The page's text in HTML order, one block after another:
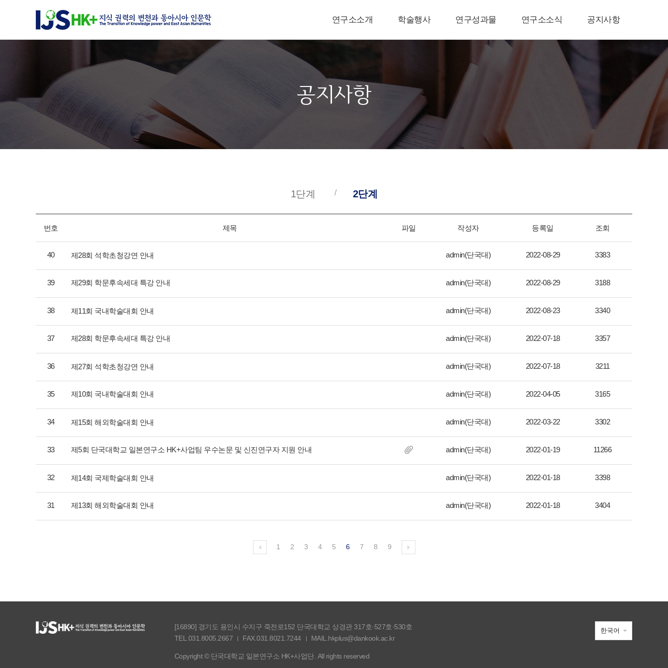
연구소소개 학술행사 연구성과물 연구소소식 공지사항
공지사항
1단계 2단계
번호 제목 파일 작성자 등록일 조회
40 제28회 석학초청강연 안내 admin(단국대) 2022-08-29 3383
39 제29회 학문후속세대 특강 안내 admin(단국대) 2022-08-29 3188
38 제11회 국내학술대회 안내 admin(단국대) 2022-08-23 3340
37 제28회 학문후속세대 특강 안내 admin(단국대) 2022-07-18 3357
36 제27회 석학초청강연 안내 admin(단국대) 2022-07-18 3211
35 제10회 국내학술대회 안내 admin(단국대) 2022-04-05 3165
34 제15회 해외학술대회 안내 admin(단국대) 2022-03-22 3302
33 제5회 단국대학교 일본연구소 HK+사업팀 우수논문 및 신진연구자 지원 안내 admin(단국대) 2022-01-19 11266
32 제14회 국제학술대회 안내 admin(단국대) 2022-01-18 3398
31 제13회 해외학술대회 안내 admin(단국대) 2022-01-18 3404
1 2 3 4 5 6 7 8 9
[16890] 경기도 용인시 수지구 죽전로152 단국대학교 상경관 317호·527호·530호
TEL.031.8005.2667
FAX.031.8021.7244 MAIL.hkplus@dankook.ac.kr
Copyright © 단국대학교 일본연구소 HK+사업단. All rights reserved